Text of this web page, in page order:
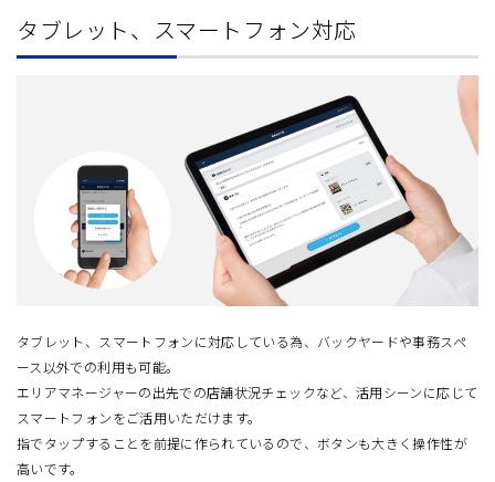
タブレット、スマートフォン対応
タブレット、スマートフォンに対応している為、バックヤードや事務スペ
ース以外での利用も可能。
エリアマネージャーの出先での店舗状況チェックなど、活用シーンに応じて
スマートフォンをご活用いただけます。
指でタップすることを前提に作られているので、ボタンも大きく操作性が
高いです。